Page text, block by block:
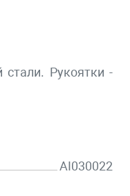
Рукоятки -
AI030022